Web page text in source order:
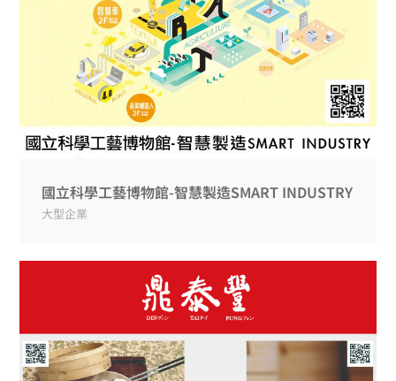
國立科學工藝博物館-智慧製造SMART INDUSTRY
大型企業